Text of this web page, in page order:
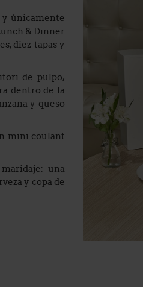
y únicamente
& Dinner
diez tapas y
de pulpo,
dentro de la
y queso
mini coulant
una
y copa de